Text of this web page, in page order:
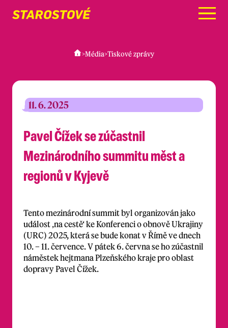
Menu
>Média>Tiskové zprávy
11. 6. 2025
Pavel Čížek se zúčastnil
Mezinárodního summitu měst a
regionů v Kyjevě
Tento mezinárodní summit byl organizován jako
událost ‚na cestě‘ ke Konferenci o obnově Ukrajiny
(URC) 2025, která se bude konat v Římě ve dnech
10. – 11. července. V pátek 6. června se ho zúčastnil
náměstek hejtmana Plzeňského kraje pro oblast
dopravy Pavel Čížek.